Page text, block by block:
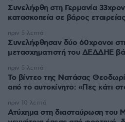
Συνελήφθη στη Γερμανία
κατασκοπεία σε βάρος
Συνελήφθησαν δύο 60χρονοι
μετασχηματιστή του ΔΕΔΔΗΕ
πριν 5 λεπτά
Το βίντεο της Νατάσας
από το αυτοκίνητο: «Πες κάτι
πριν 5 λεπτά
Ατύχημα στη διασταύρωση του
πριν 10 λεπτά